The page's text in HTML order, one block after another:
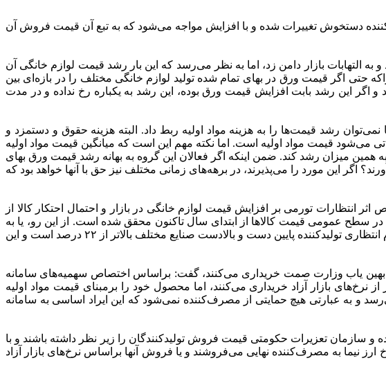
دستخوش تغییرات شده و با افزایش مواجه می‌شود که به تبع آن قیمت فروش آن
التهابات بازار دامن زد، اما به نظر می‌رسد که این بار رشد قیمت لوازم خانگی آن
حتی اگر قیمت ورق در بهای تمام شده تولید لوازم خانگی مختلف را در بازه‌ای بین
و اگر این رشد بابت افزایش قیمت ورق بوده، این رشد به یکباره رخ نداده و در مدت
رشد قیمت‌ها را به هزینه مواد اولیه ربط داد. البته هزینه حقوق و دستمزد و
می‌شود قیمت مواد اولیه است. اما نکته مهم این است که میانگین قیمت مواد اولیه
۱۰ درصد رشد کرد قیمت فروش نیز همزمان به همین میزان رشد کند. ضمن اینکه اگر فعالان این گروه به بهانه رشد قیمت ورق بهای
اگر این مورد را می‌پذیرند، در برهه‌های زمانی مختلف نیز حق با آنها خواهد بود که
انتظارات تورمی بر افزایش قیمت لوازم خانگی در بازار و احتمال احتکار کالا از
امسال را ۲۲ درصد اعلام کرده که این میزان تورم در سطح عمومی قیمت کالاها از ابتدای سال تاکنون محقق شده است. از این رو، یا به
نظر می‌رسد نحوه محاسبه این نرخ اشتباه است و یا تولیدکننده انتظاری خلاف واقع دارد. اما آنطور که ارزیابی می‌شود تورم انتظاری تولیدکننده پایین دست و بالادست صنایع مختلف بالاتر از ۲۲ درصد است و این
بهین یاب وزارت صمت خریداری می‌کنند، گفت: براساس اختصاص سهمیه‌های سامانه
بازار آزاد خریداری می‌کنند، اما محصول خود را برمبنای قیمت مواد اولیه
و به عبارتی هیچ حمایتی از مصرف‌کننده نمی‌شود که این ایراد اساسی به سامانه
سازمان تعزیرات حکومتی قیمت فروش تولیدکنندگان را زیر نظر داشته باشند و با
ارز نیما به مصرف‌کننده نهایی می‌فروشند و یا فروش آنها براساس نرخ‌های بازار آزاد